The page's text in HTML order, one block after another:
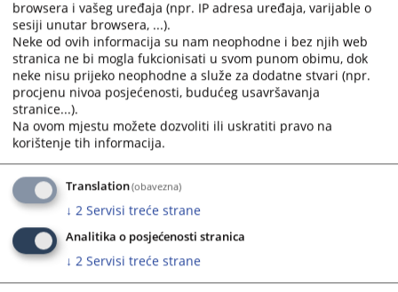
and
select
a
date.
Press
the
question
mark
key
get
the
keyboard
shortcuts
for
and
select
a
date.
Press
question
mark
key
to
get
the
shortcuts
for
02.09.2009.
browsera i vašeg uređaja (npr. IP adresa uređaja, varijable o
sesiji unutar browsera, ...).
Neke od ovih informacija su nam neophodne i bez njih web
stranica ne bi mogla fukcionisati u svom punom obimu, dok
neke nisu prijeko neophodne a služe za dodatne stvari (npr.
procjenu nivoa posjećenosti, budućeg usavršavanja
stranice...).
Na ovom mjestu možete dozvoliti ili uskratiti pravo na
korištenje tih informacija.
Translation(obavezna)
↓ 2 Servisi treće strane
Analitika o posjećenosti stranica
↓ 2 Servisi treće strane